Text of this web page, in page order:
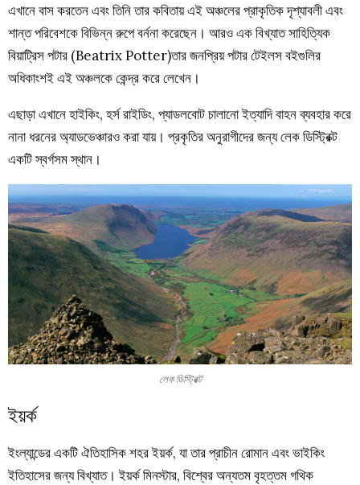
এখানে বাস করতেন এবং তিনি তার কবিতায় এই অঞ্চলের প্রাকৃতিক দৃশ্যাবলী এবং
শান্ত পরিবেশকে বিভিন্ন রুপে বর্ননা করেছেন। আরও এক বিখ্যাত সাহিত্যিক
বিয়াট্রিস পটার (Beatrix Potter)তার জনপ্রিয় পটার টেইলস বইগুলির
অধিকাংশই এই অঞ্চলকে কেন্দ্র করে লেখেন।
এছাড়া এখানে হাইকিং, হর্স রাইডিং, প্যাডলবোট চালানো ইত্যাদি বাহন ব্যবহার করে
নানা ধরনের অ্যাডভেঞ্চারও করা যায়। প্রকৃতির অনুরাগীদের জন্য লেক ডিস্ট্রিক্ট
একটি স্বর্গসম স্থান।
লেক ডিস্ট্রিক্ট
ইয়র্ক
ইংল্যান্ডের একটি ঐতিহাসিক শহর ইয়র্ক, যা তার প্রাচীন রোমান এবং ভাইকিং
ইতিহাসের জন্য বিখ্যাত। ইয়র্ক মিনস্টার, বিশ্বের অন্যতম বৃহত্তম গথিক